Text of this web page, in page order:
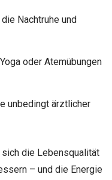
Nachtruhe und
oder Atemübungen
unbedingt ärztlicher
die Lebensqualität
– und die Energie